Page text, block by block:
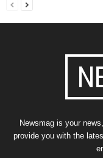
Newsmag is your
provide you with the